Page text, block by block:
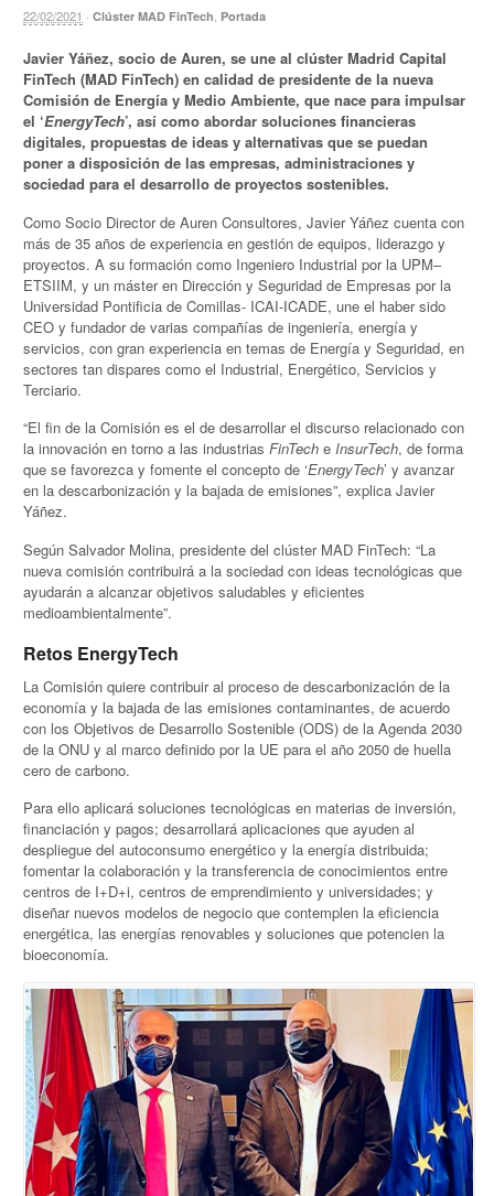
22/02/2021 ·Clúster MAD FinTech, Portada
Javier Yáñez, socio de Auren, se une al clúster Madrid Capital
FinTech (MAD FinTech) en calidad de presidente de la nueva
Comisión de Energía y Medio Ambiente, que nace para impulsar
el ‘EnergyTech’, así como abordar soluciones financieras
digitales, propuestas de ideas y alternativas que se puedan
poner a disposición de las empresas, administraciones y
sociedad para el desarrollo de proyectos sostenibles.
Como Socio Director de Auren Consultores, Javier Yáñez cuenta con
más de 35 años de experiencia en gestión de equipos, liderazgo y
proyectos. A su formación como Ingeniero Industrial por la UPM–
ETSIIM, y un máster en Dirección y Seguridad de Empresas por la
Universidad Pontificia de Comillas- ICAI-ICADE, une el haber sido
CEO y fundador de varias compañías de ingeniería, energía y
servicios, con gran experiencia en temas de Energía y Seguridad, en
sectores tan dispares como el Industrial, Energético, Servicios y
Terciario.
“El fin de la Comisión es el de desarrollar el discurso relacionado con
la innovación en torno a las industriasFinTech eInsurTech, de forma
que se favorezca y fomente el concepto de ‘EnergyTech’ y avanzar
en la descarbonización y la bajada de emisiones”, explica Javier
Yáñez.
Según Salvador Molina, presidente del clúster MAD FinTech: “La
nueva comisión contribuirá a la sociedad con ideas tecnológicas que
ayudarán a alcanzar objetivos saludables y eficientes
medioambientalmente”.
Retos EnergyTech
La Comisión quiere contribuir al proceso de descarbonización de la
economía y la bajada de las emisiones contaminantes, de acuerdo
con los Objetivos de Desarrollo Sostenible (ODS) de la Agenda 2030
de la ONU y al marco definido por la UE para el año 2050 de huella
cero de carbono.
Para ello aplicará soluciones tecnológicas en materias de inversión,
financiación y pagos; desarrollará aplicaciones que ayuden al
despliegue del autoconsumo energético y la energía distribuida;
fomentar la colaboración y la transferencia de conocimientos entre
centros de I+D+i, centros de emprendimiento y universidades; y
diseñar nuevos modelos de negocio que contemplen la eficiencia
energética, las energías renovables y soluciones que potencien la
bioeconomía.